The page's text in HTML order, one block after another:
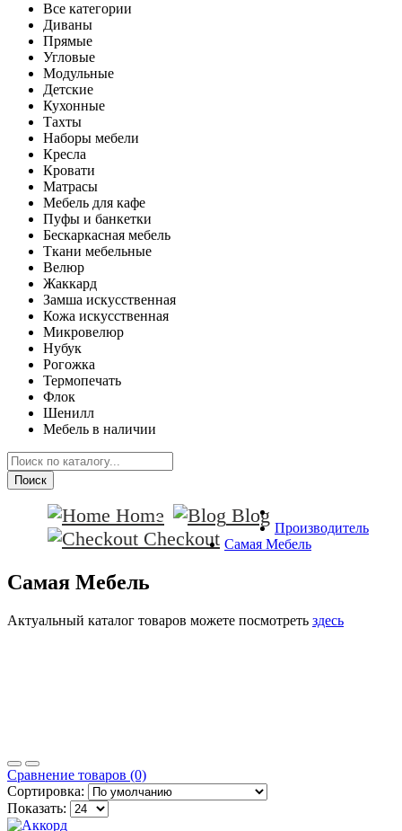
Все категории
Диваны
Прямые
Угловые
Модульные
Детские
Кухонные
Тахты
Наборы мебели
Кресла
Кровати
Матрасы
Мебель для кафе
Пуфы и банкетки
Бескаркасная мебель
Ткани мебельные
Велюр
Жаккард
Замша искусственная
Кожа искусственная
Микровелюр
Нубук
Рогожка
Термопечать
Флок
Шенилл
Мебель в наличии
Поиск
Home
Blog
Checkout
Производитель
Самая Мебель
Самая Мебель
Актуальный каталог товаров можете посмотреть здесь
Сравнение товаров (0)
Сортировка:
Показать: